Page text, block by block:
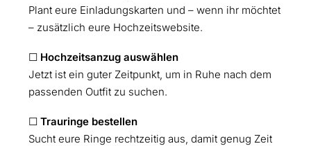
Plant eure Einladungskarten und – wenn ihr möchtet
– zusätzlich eure Hochzeitswebsite.
☐ Hochzeitsanzug auswählen
Jetzt ist ein guter Zeitpunkt, um in Ruhe nach dem
passenden Outfit zu suchen.
☐ Trauringe bestellen
Sucht eure Ringe rechtzeitig aus, damit genug Zeit